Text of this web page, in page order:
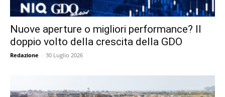
Nuove aperture o migliori performance? Il
doppio volto della crescita della GDO
Redazione - 30 Luglio 2026